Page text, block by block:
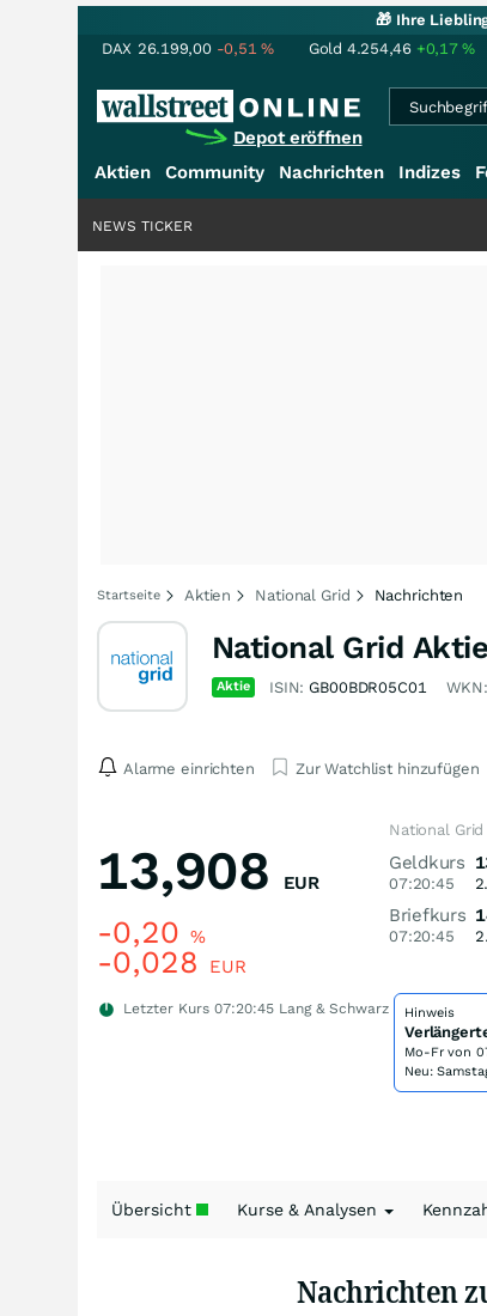
🎁 Ihre
DAX 26.199,00 -0,51% Gold 4.254,46 +0,17%
Depot eröffnen
Aktien Community Nachrichten Indizes
NEWS TICKER
Startseite Aktien National Grid Nachrichten
National Grid Aktie
Aktie ISIN: GB00BDR05C01 WKN:
Alarme einrichten Zur Watchlist hinzufügen
13,908 EUR
-0,20 %
-0,028 EUR
Letzter Kurs 07:20:45 Lang & Schwarz
National
Geldkurs
07:20:45
Briefkurs
07:20:45
Hinweis
Mo-Fr von
Neu:
Übersicht Kurse & Analysen
Nachrichten